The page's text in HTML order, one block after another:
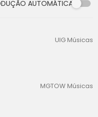
AUTOMÁTICA
00:00
UIG Músicas
MGTOW Músicas